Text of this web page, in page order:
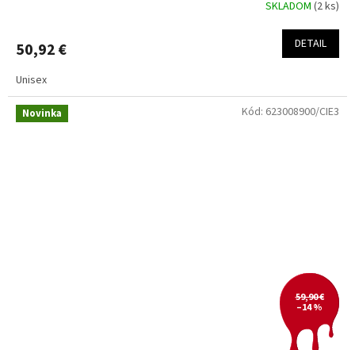
SKLADOM (2 ks)
50,92 € DETAIL
Unisex
Novinka
59,90 €
–14 %
Kód: 623008900/CIE3